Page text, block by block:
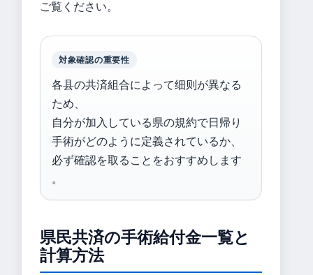
ご覧ください。
対象確認の重要性
各县の共済組合によって细则が異なる
ため、
自分が加入している県の規約で日帰り
手術がどのように定義されているか、
必ず確認を取ることをおすすめします
。
県民共済の手術給付金一覧と
計算方法